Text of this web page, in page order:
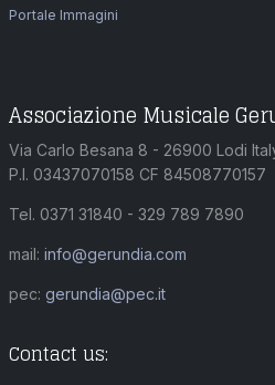
Associazione Musicale
Via Carlo Besana 8 - 26900 Lodi
P.I. 03437070158 CF 84508770157
Tel. 0371 31840 - 329 789 7890
mail: info@gerundia.com
pec: gerundia@pec.it
Contact us:
Portale Immagini